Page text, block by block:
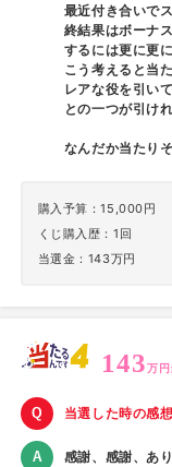
最近付き合いで
終結果はボーナ
するには更に更
こう考えると当
レアな役を引い
との一つが引け
なんだか当たり
購入予算：15,000円
くじ購入歴：1回
当選金：143万円
143万円
当選した時の感
感謝、感謝、あ